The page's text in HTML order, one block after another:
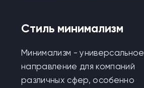
Стиль минимализм
Минимализм - универсальное
направление для компаний
различных сфер, особенно